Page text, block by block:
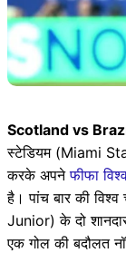
Scotland vs
स्टेडियम (Miami
करके अपनेफीफा
है। पांच बार की
Junior) के दो
एक गोल की बदौलत